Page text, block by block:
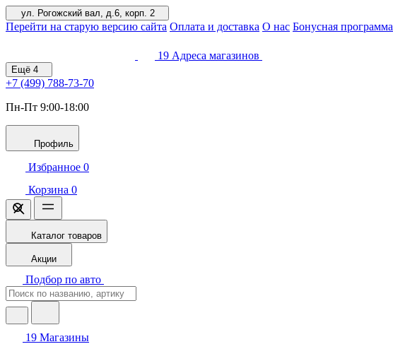
ул. Рогожский вал, д.6, корп. 2
Перейти на старую версию сайта Оплата и доставка О нас Бонусная программа
19 Адреса магазинов
Ещё 4
+7 (499) 788-73-70
Пн-Пт 9:00-18:00
Профиль
Избранное 0
Корзина 0
Каталог товаров
Акции
Подбор по авто
19 Магазины